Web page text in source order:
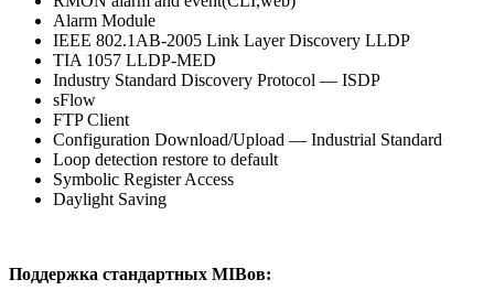
Alarm Module
IEEE 802.1AB-2005 Link Layer Discovery LLDP
TIA 1057 LLDP-MED
Industry Standard Discovery Protocol — ISDP
sFlow
FTP Client
Configuration Download/Upload — Industrial Standard
Loop detection restore to default
Symbolic Register Access
Daylight Saving
Поддержка стандартных MIBов: